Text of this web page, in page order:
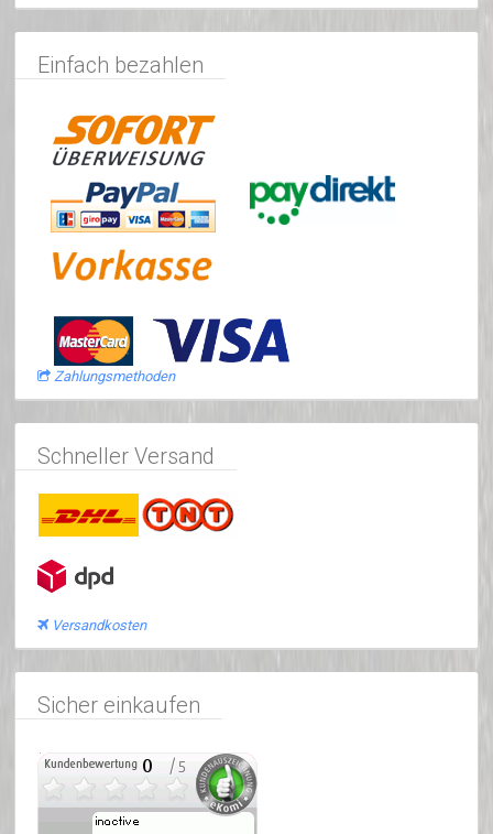
Einfach bezahlen
Zahlungsmethoden
Schneller Versand
Versandkosten
Sicher einkaufen